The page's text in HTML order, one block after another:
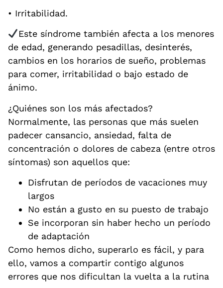
• Irritabilidad.
Este síndrome también afecta a los menores
de edad, generando pesadillas, desinterés,
cambios en los horarios de sueño, problemas
para comer, irritabilidad o bajo estado de
ánimo.
¿Quiénes son los más afectados?
Normalmente, las personas que más suelen
padecer cansancio, ansiedad, falta de
concentración o dolores de cabeza (entre otros
síntomas) son aquellos que:
Disfrutan de períodos de vacaciones muy
largos
No están a gusto en su puesto de trabajo
Se incorporan sin haber hecho un período
de adaptación
Como hemos dicho, superarlo es fácil, y para
ello, vamos a compartir contigo algunos
errores que nos dificultan la vuelta a la rutina